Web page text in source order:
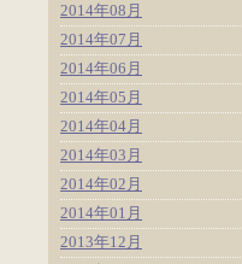
2014年08月
2014年07月
2014年06月
2014年05月
2014年04月
2014年03月
2014年02月
2014年01月
2013年12月